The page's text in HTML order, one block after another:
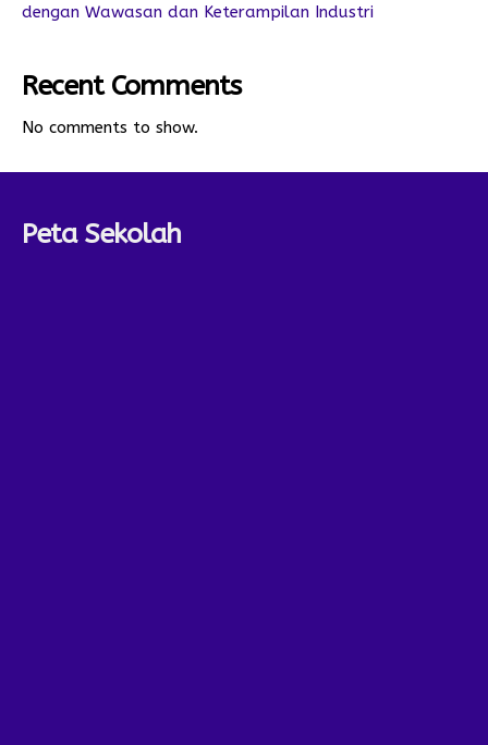
dengan Wawasan dan Keterampilan Industri
Recent Comments
No comments to show.
Peta Sekolah